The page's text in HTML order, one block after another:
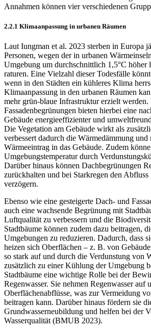
Annahmen können vier verschiedenen
2.2.1 Klimaanpassung in urbanen Räumen
Laut Iungman et al. 2023 sterben in Europa
Personen, wegen der in urbanen
Umgebung um durchschnittlich 1,5°C höher
raturen. Eine Vielzahl dieser Todesfälle
wenn in den Städten ein kühleres Klima
Klimaanpassung in den urbanen Räumen
mehr grün-blaue Infrastruktur erzielt werden.
Fassadenbegrünungen bieten hierbei eine
Gebäude energieeffizienter und
Die Vegetation am Gebäude wirkt als
verbessert dadurch die Wärmedämmung und
Wärmeeintrag in das Gebäude. Zudem
Umgebungstemperatur durch
Darüber hinaus können Dachbegrünungen
zurückhalten und bei Starkregen den
verzögern.
Ebenso wie eine gesteigerte Dach- und
auch eine wachsende Begrü­nung mit
Luftqualität zu verbessern und die
Stadtbäume können zudem dazu beitragen,
Umgebungen zu reduzieren. Dadurch, dass
heizen sich Oberflächen – z. B. von
so stark auf und durch die Verdunstung von
zusätzlich zu einer Kühlung der Umgebung
Stadtbäume eine wichtige Rolle bei der
Regenwasser. Sie nehmen Regenwasser auf
Oberflä­chenabflüsse, was zur Vermeidung
beitragen kann. Darüber hinaus fördern sie
Grundwasserneubildung und helfen bei der
Wasserqualität (BMUB 2023).